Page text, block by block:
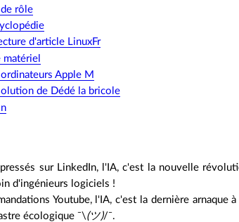
rôle
d'article LinuxFr
matériel
ordinateurs Apple M
de Dédé la bricole
sur LinkedIn, l'IA, c'est la nouvelle
d'ingénieurs logiciels !
Youtube, l'IA, c'est la dernière arnaque
écologique ¯\(ツ)/¯.